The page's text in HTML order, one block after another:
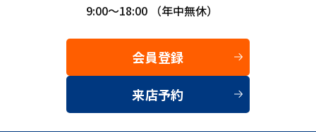
9:00～18:00 （年中無休）
会員登録
来店予約